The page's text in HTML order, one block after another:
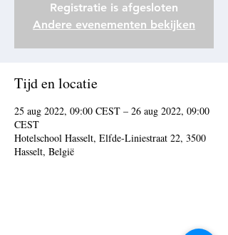
Registratie is afgesloten
Andere evenementen bekijken
Tijd en locatie
25 aug 2022, 09:00 CEST – 26 aug 2022, 09:00
CEST
Hotelschool Hasselt, Elfde-Liniestraat 22, 3500
Hasselt, België